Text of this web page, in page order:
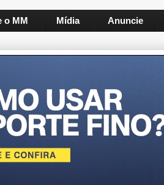
o MM Mídia Anuncie